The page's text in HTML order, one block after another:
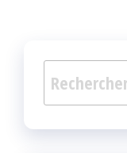
Rechercher